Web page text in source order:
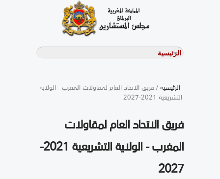
الرئيسية/ فريق الاتحاد العام لمقاولات المغرب - الولاية
التشريعية 2021-2027
فريق الاتحاد العام لمقاولات
المغرب - الولاية التشريعية 2021-
2027